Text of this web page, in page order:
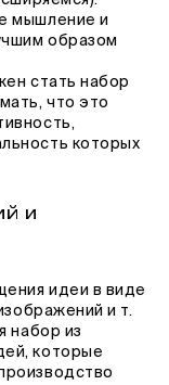
мышление и
образом
стать набор
что это
которых
и
идеи в виде
и т.
набор из
которые